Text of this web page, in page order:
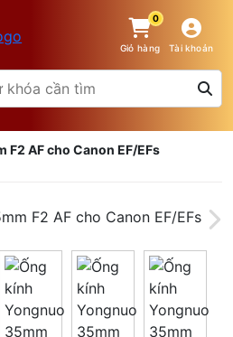
0
Giỏ hàng Tài khoản
F2 AF cho Canon EF/EFs